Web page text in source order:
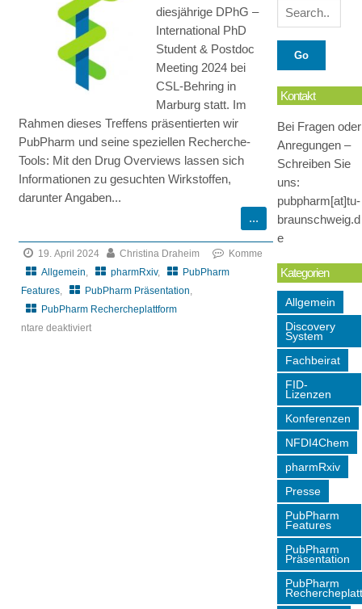
diesjährige DPhG –
International PhD
Student & Postdoc
Meeting 2024 bei
CSL-Behring in
Marburg statt. Im
Rahmen dieses Treffens präsentierten wir
PubPharm und seine speziellen Recherche-
Tools: Mit den Drug Overviews lassen sich
Informationen zu gesuchten Wirkstoffen,
darunter Angaben...
19. April 2024
Christina Draheim
Allgemein, pharmRxiv,
PubPharm
Features, PubPharm Präsentation,
PubPharm Rechercheplattform
Komme
ntare deaktiviert
Kontakt
Bei Fragen oder
Anregungen –
Schreiben Sie
uns:
pubpharm[at]tu-
braunschweig.d
e
Kategorien
Allgemein
Discovery
System
Fachbeirat
FID-
Lizenzen
Konferenzen
NFDI4Chem
pharmRxiv
Presse
PubPharm
Features
PubPharm
Präsentation
PubPharm